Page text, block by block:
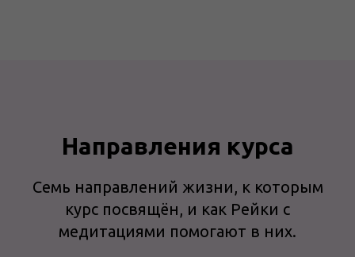
Направления курса
Семь направлений жизни, к которым
курс посвящён, и как Рейки с
медитациями помогают в них.